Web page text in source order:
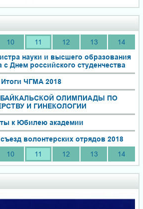
10 11 12 13
14
науки и высшего образования
Днем российского студенчества
Итоги ЧГМА 2018
ОЛИМПИАДЫ ПО
И ГИНЕКОЛОГИИ
к Юбилею академии
волонтерских отрядов 2018
10 11 12 13 14